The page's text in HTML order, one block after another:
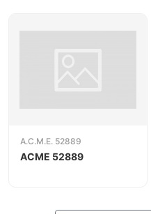
A.C.M.E. 52889
ACME 52889